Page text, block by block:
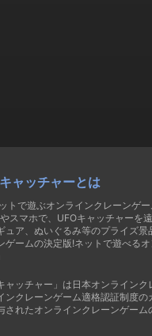
ャッチャーとは
トで遊ぶオンラインクレーンゲ
スマホで、UFOキャッチャーを
ュア、ぬいぐるみ等のプライズ
ゲームの決定版!ネットで遊べる
ャッチャー」は日本オンライン
ンクレーンゲーム適格認証制度
されたオンラインクレーンゲーム